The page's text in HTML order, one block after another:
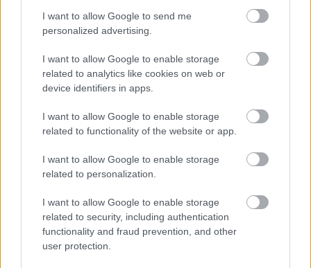
I want to allow Google to send me
personalized advertising.
I want to allow Google to enable storage
related to analytics like cookies on web or
device identifiers in apps.
I want to allow Google to enable storage
related to functionality of the website or app.
I want to allow Google to enable storage
related to personalization.
I want to allow Google to enable storage
related to security, including authentication
functionality and fraud prevention, and other
user protection.
3 τρόποι να ανανεώσεις το αντηλιακό σου μέσα